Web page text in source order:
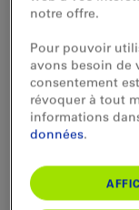
Contact
notre offre.
Pour pouvoir
avons besoin de
consentement
révoquer à tout
informations
données.